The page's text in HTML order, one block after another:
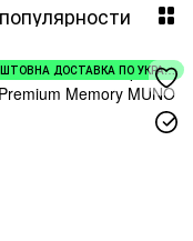
БЕЗКОШТОВНА ДОСТАВКА ПО УКРАЇНІ